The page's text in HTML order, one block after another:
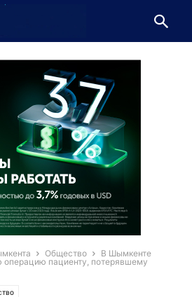
Общество
В Шымкенте
пациенту, потерявшему